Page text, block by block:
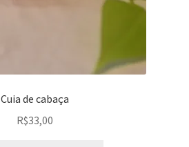
Cuia de cabaça
R$33,00